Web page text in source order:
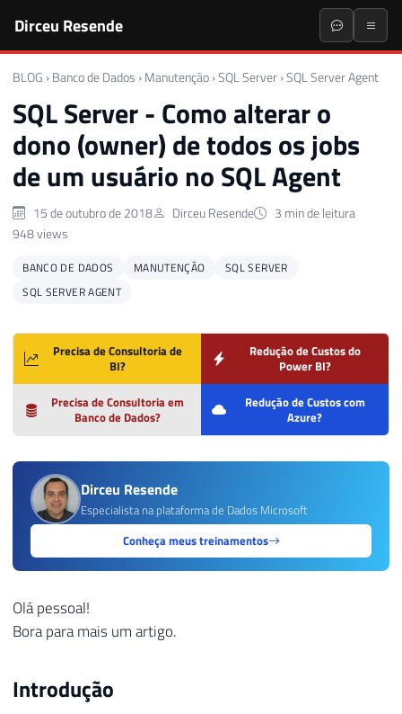
Dirceu Resende
BLOG › Banco de Dados › Manutenção ›SQL Server ›SQL Server Agent
SQL Server - Como alterar o
dono (owner) de todos os jobs
de um usuário no SQL Agent
15 de outubro de 2018 Dirceu Resende
3 min de leitura
948 views
BANCO DE DADOS MANUTENÇÃO
SQL SERVER
SQL SERVER AGENT
Precisa de Consultoria de
BI?
Redução de Custos do
Power BI?
Precisa de Consultoria em
Banco de Dados?
Redução de Custos com
Azure?
Dirceu Resende
Especialista na plataforma de Dados Microsoft
Conheça meus treinamentos
Olá pessoal!
Bora para mais um artigo.
Introdução